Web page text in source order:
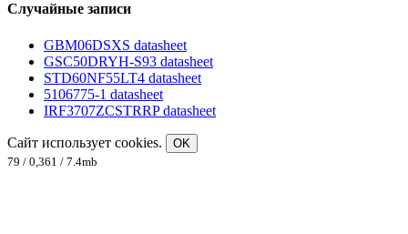
Случайные записи
GBM06DSXS datasheet
GSC50DRYH-S93 datasheet
STD60NF55LT4 datasheet
5106775-1 datasheet
IRF3707ZCSTRRP datasheet
Сайт использует cookies.
OK
79 / 0,361 / 7.4mb